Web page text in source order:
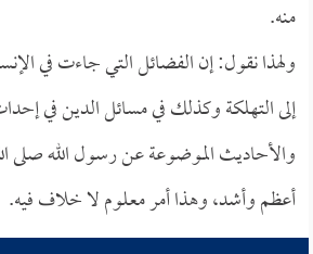
منه.
ولهذا نقول: إن الفضائل التي جاءت في
إلى التهلكة وكذلك في مسائل الدين في
والأحاديث الموضوعة عن رسول الله صلى
أعظم وأشد، وهذا أمر معلوم لا خلاف فيه.